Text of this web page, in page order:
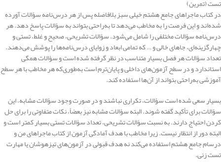
تست (تمرین)
در کتاب ماجراهای جامع هشتم خیلی سبز بلافاصله پس از هر درس‌نامه سؤالات آورده
شده‌اند و این فرصت را به مخاطب می‌دهد تا به‌راحتی بتواند به سؤالات پاسخ دهد. هر
درس‌نامه سؤالات مختلفی را شامل می‌شود. سؤالات تشریحی، صحیح و غلط، تستی و
چهارگزینه‌ای، جاهای خالی و … که تمامی ابعاد و زوایای درس‌نامه‌ها را پوشش می‌دهند.
تعداد سؤالات هر فصل بسیار متناسب در نظر گرفته ‌شده است و سؤالات همگی
استاندارد و در سطح آزمون‌های داخلی و پایان‌ترم است به‌طوری‌که هر مخاطب با هر سطح
آموزشی به‌راحتی بتواند از آن‌ها استفاده کند.
بسیار سعی شده است سؤالات، تکراری نباشند و در صورت وجود سؤالات مشابه، این
سؤالات برای تأکید گفته شوند. البته سؤالات مشابه نیز بعضاً، نکات متفاوتی را برای حل
کردن احتیاج دارند. به نسبت سؤالات تشریحی، تعداد سؤالات تستی بسیار کمتر است و
البته دور از انتظار نیست. زیرا مخاطب با هدف آمادگی آزمون از کتاب ماجراهای من و
درسام جامع هشتم استفاده می‌کند نه هدف قبولی در آزمون‌های تیزهوشان یا مهارت
تست زنی.